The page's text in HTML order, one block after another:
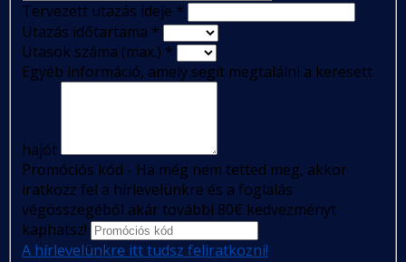
Tervezett utazás ideje *
Utazás időtartama *
Utasok száma (max.) *
Egyéb információ, amely segít megtalálni a keresett
hajót
Promóciós kód - Ha még nem tetted meg, akkor
iratkozz fel a hírlevelünkre és a foglalás
végösszegéből akár további 80€ kedvezményt
kaphatsz!
A hírlevelünkre itt tudsz feliratkozni!